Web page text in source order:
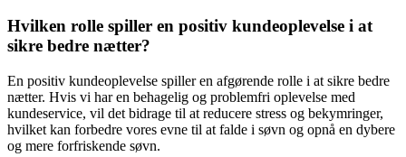
Hvilken rolle spiller en positiv kundeoplevelse i at
sikre bedre nætter?
En positiv kundeoplevelse spiller en afgørende rolle i at sikre bedre
nætter. Hvis vi har en behagelig og problemfri oplevelse med
kundeservice, vil det bidrage til at reducere stress og bekymringer,
hvilket kan forbedre vores evne til at falde i søvn og opnå en dybere
og mere forfriskende søvn.